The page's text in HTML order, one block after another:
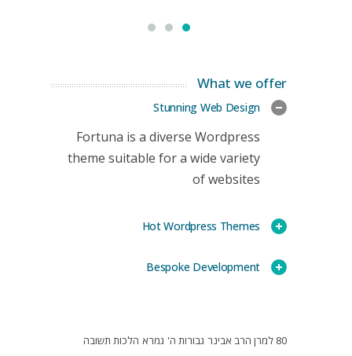
What we offer
Stunning Web Design
Fortuna is a diverse Wordpress
theme suitable for a wide variety
of websites
Hot Wordpress Themes
Bespoke Development
80 למרן הרב אבינר גבורות ה' גמרא הלכות תשובה